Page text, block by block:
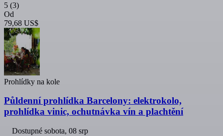
5 (3)
Od
79,68 US$
Prohlídky na kole
Půldenní prohlídka Barcelony: elektrokolo,
prohlídka vinic, ochutnávka vín a plachtění
Dostupné sobota, 08 srp